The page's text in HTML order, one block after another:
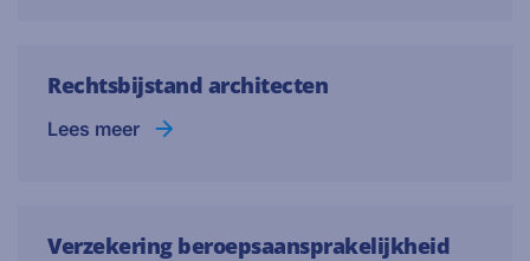
Rechtsbijstand architecten
Lees meer
Verzekering beroepsaansprakelijkheid